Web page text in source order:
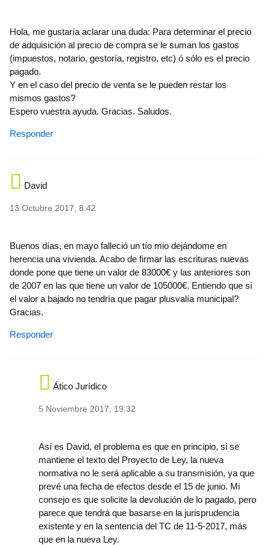
Hola, me gustaría aclarar una duda: Para determinar el precio
de adquisición al precio de compra se le suman los gastos
(impuestos, notario, gestoría, registro, etc) ó sólo es el precio
pagado.
Y en el caso del precio de venta se le pueden restar los
mismos gastos?
Espero vuestra ayuda. Gracias. Saludos.
Responder
David
13 Octubre 2017, 8:42
Buenos días, en mayo falleció un tío mio dejándome en
herencia una vivienda. Acabo de firmar las escrituras nuevas
donde pone que tiene un valor de 83000€ y las anteriores son
de 2007 en las que tiene un valor de 105000€. Entiendo que si
el valor a bajado no tendría que pagar plusvalía municipal?
Gracias.
Responder
Ático Jurídico
5 Noviembre 2017, 19:32
Así es David, el problema es que en principio, si se
mantiene el texto del Proyecto de Ley, la nueva
normativa no le será aplicable a su transmisión, ya que
prevé una fecha de efectos desde el 15 de junio. Mi
consejo es que solicite la devolución de lo pagado, pero
parece que tendrá que basarse en la jurisprudencia
existente y en la sentencia del TC de 11-5-2017, más
que en la nueva Ley.